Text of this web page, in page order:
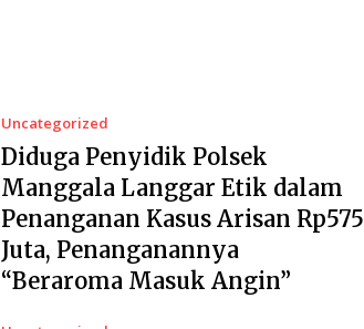
Uncategorized
Diduga Penyidik Polsek
Manggala Langgar Etik dalam
Penanganan Kasus Arisan Rp575
Juta, Penanganannya
“Beraroma Masuk Angin”